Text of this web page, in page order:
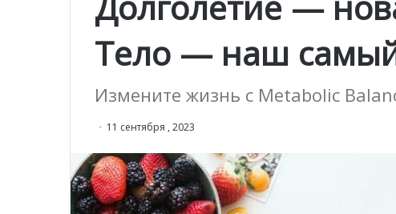
Тело — наш
Измените жизнь с Metabolic
11 сентября , 2023